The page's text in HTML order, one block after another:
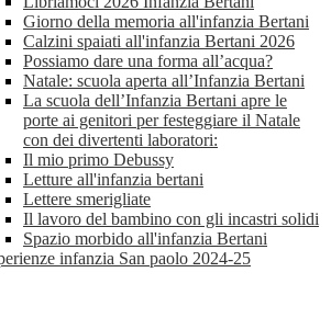
Giorno della memoria all'infanzia Bertani
Calzini spaiati all'infanzia Bertani 2026
Possiamo dare una forma all’acqua?
Natale: scuola aperta all’Infanzia Bertani
La scuola dell’Infanzia Bertani apre le
porte ai genitori per festeggiare il Natale
con dei divertenti laboratori:
Il mio primo Debussy
Letture all'infanzia bertani
Lettere smerigliate
Il lavoro del bambino con gli incastri solidi
Spazio morbido all'infanzia Bertani
infanzia San paolo 2024-25